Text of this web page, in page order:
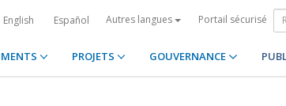
English Español Autres langues Portail sécurisé
PROJETS GOUVERNANCE